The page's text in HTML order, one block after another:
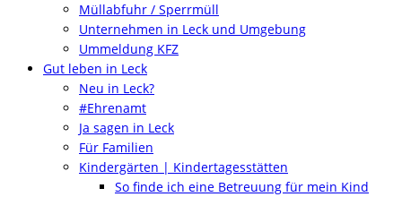
Müllabfuhr / Sperrmüll
Unternehmen in Leck und Umgebung
Ummeldung KFZ
Gut leben in Leck
Neu in Leck?
#Ehrenamt
Ja sagen in Leck
Für Familien
Kindergärten | Kindertagesstätten
So finde ich eine Betreuung für mein Kind